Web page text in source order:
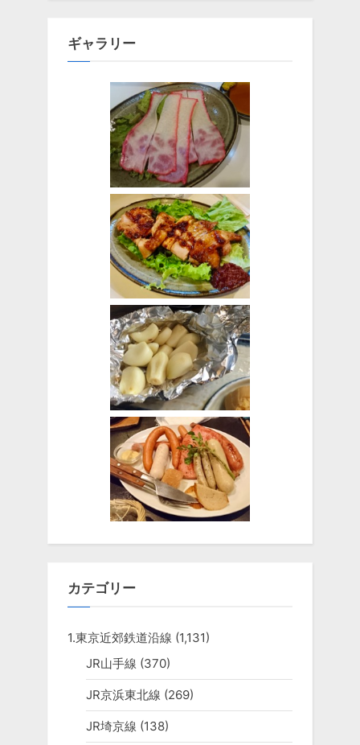
ギャラリー
カテゴリー
1.東京近郊鉄道沿線 (1,131)
JR山手線 (370)
JR京浜東北線 (269)
JR埼京線 (138)